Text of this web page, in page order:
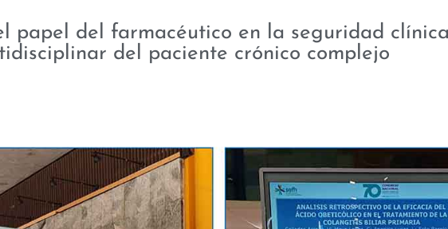
papel del farmacéutico en la seguridad
del paciente crónico complejo